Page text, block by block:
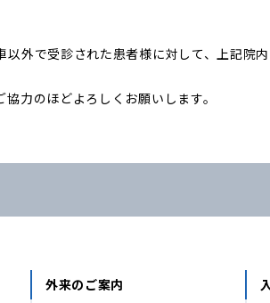
外で受診された患者様に対して、上記院
力のほどよろしくお願いします。
外来のご案内